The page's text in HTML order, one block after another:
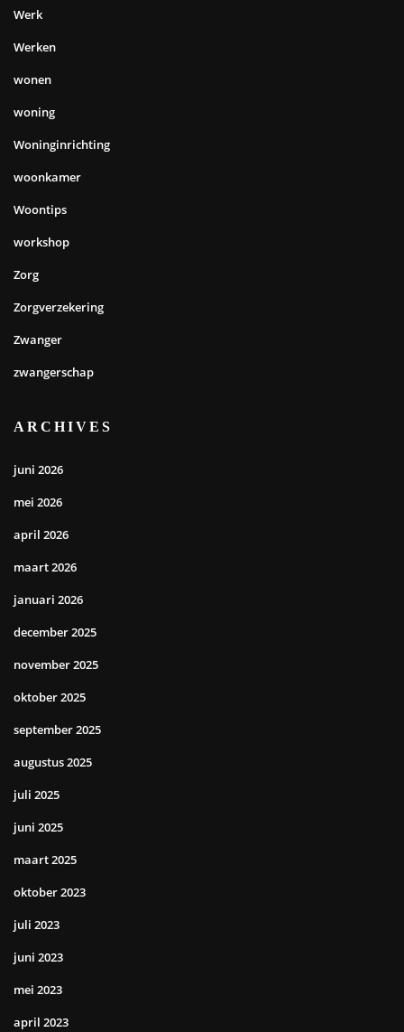
Werk
Werken
wonen
woning
Woninginrichting
woonkamer
Woontips
workshop
Zorg
Zorgverzekering
Zwanger
zwangerschap
ARCHIVES
juni 2026
mei 2026
april 2026
maart 2026
januari 2026
december 2025
november 2025
oktober 2025
september 2025
augustus 2025
juli 2025
juni 2025
maart 2025
oktober 2023
juli 2023
juni 2023
mei 2023
april 2023